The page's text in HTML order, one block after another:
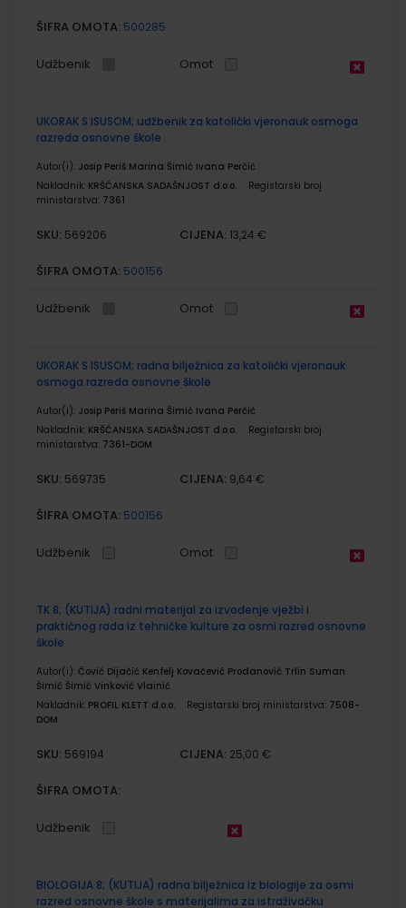
ŠIFRA OMOTA: 500285
Udžbenik Omot
UKORAK S ISUSOM; udžbenik za katolički vjeronauk osmoga
razreda osnovne škole
Autor(i): Josip Periš Marina Šimić Ivana Perčić
Nakladnik: KRŠĆANSKA SADAŠNJOST d.o.o.
Registarski broj
ministarstva: 7361
SKU: 569206 CIJENA: 13,24 €
ŠIFRA OMOTA: 500156
Udžbenik Omot
UKORAK S ISUSOM; radna bilježnica za katolički vjeronauk
osmoga razreda osnovne škole
Autor(i): Josip Periš Marina Šimić Ivana Perčić
Nakladnik: KRŠĆANSKA SADAŠNJOST d.o.o.
Registarski broj
ministarstva: 7361-DOM
SKU: 569735 CIJENA: 9,64 €
ŠIFRA OMOTA: 500156
Udžbenik Omot
TK 8; (KUTIJA) radni materijal za izvođenje vježbi i
praktičnog rada iz tehničke kulture za osmi razred osnovne
škole
Autor(i): Čović Dijačić Kenfelj Kovačević Prodanović Trlin Suman
Šimić Šimić Vinković Vlainić
Nakladnik: PROFIL KLETT d.o.o. Registarski broj ministarstva: 7508-
DOM
SKU: 569194 CIJENA: 25,00 €
ŠIFRA OMOTA:
Udžbenik
BIOLOGIJA 8; (KUTIJA) radna bilježnica iz biologije za osmi
razred osnovne škole s materijalima za istraživačku